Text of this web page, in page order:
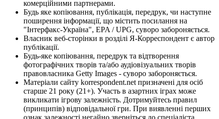
комерційними партнерами.
Будь яке копіювання, публікація, передрук, чи наступне
поширення інформації, що містить посилання на
"Інтерфакс-Україна", EPA / UPG, суворо забороняється.
Власник веб-сторінки в розділі Я-Корреспондент є автор
публікації.
Будь-яке копіювання, передрук та відтворення
фотографічних творів та/або аудіовізуальних творів
правовласника Getty Images - суворо забороняється.
Матеріали сайту korrespondent.net призначені для осіб
старше 21 року (21+). Участь в азартних іграх може
викликати ігрову залежність. Дотримуйтесь правил
(принципів) відповідальної гри. При виявленні перших
ознак залежності негайно зверніться до спеціаліста.